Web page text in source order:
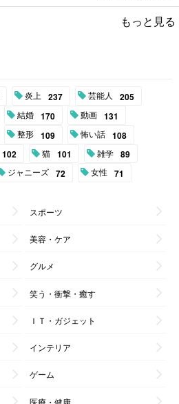
もっと見る
炎上 237 芸能人 205
結婚 170 動画 131
整形 109 怖い話 108
102 猫 101 雑学 89
ジャニーズ 72 女性 71
スポーツ
美容・ケア
グルメ
笑う・衝撃・癒す
ＩＴ・ガジェット
インテリア
ゲーム
医療・健康